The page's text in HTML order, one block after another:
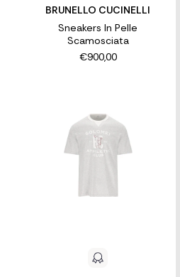
BRUNELLO CUCINELLI
Sneakers In Pelle
Scamosciata
€900,00